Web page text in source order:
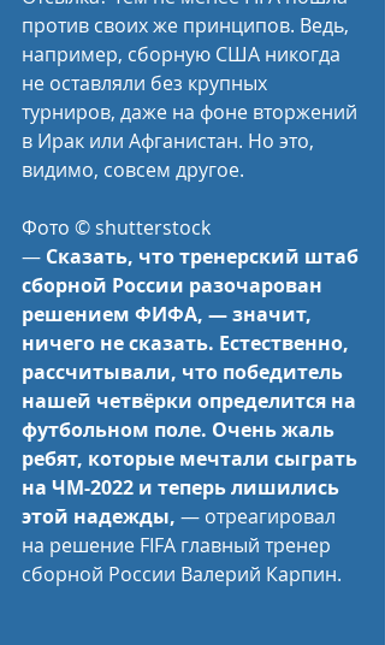
против своих же принципов. Ведь,
например, сборную США никогда
не оставляли без крупных
турниров, даже на фоне вторжений
в Ирак или Афганистан. Но это,
видимо, совсем другое.
Фото © shutterstock
— Сказать, что тренерский штаб
сборной России разочарован
решением ФИФА, — значит,
ничего не сказать. Естественно,
рассчитывали, что победитель
нашей четвёрки определится на
футбольном поле. Очень жаль
ребят, которые мечтали сыграть
на ЧМ-2022 и теперь лишились
этой надежды, — отреагировал
на решение FIFA главный тренер
сборной России Валерий Карпин.